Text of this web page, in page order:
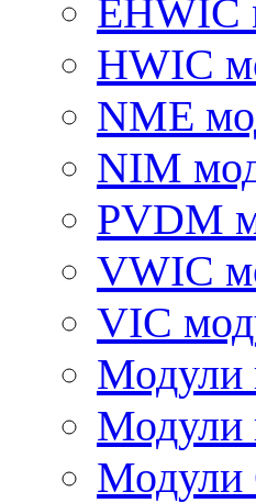
EHWIC
HWIC
NME
NIM
PVDM
VWIC
VIC
Модули
Модули
Модули